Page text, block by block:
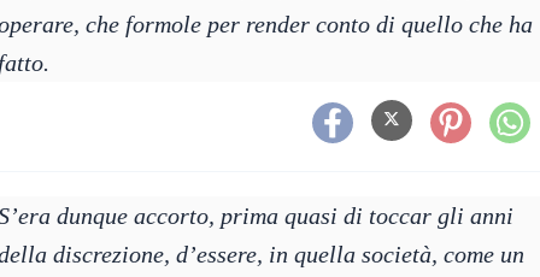
che formole per render conto di quello che ha
dunque accorto, prima quasi di toccar gli anni
discrezione, d’essere, in quella società, come un